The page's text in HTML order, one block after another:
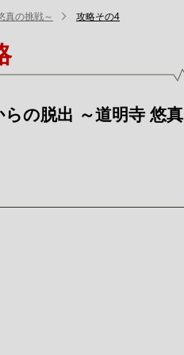
真の挑戦～ 攻略その4
の脱出 ～道明寺 悠真